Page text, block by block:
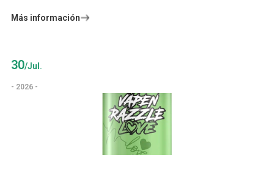
Más información
30/Jul.
- 2026 -